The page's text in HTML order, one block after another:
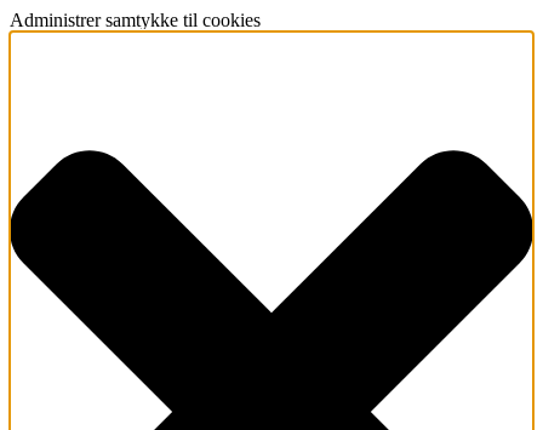
Administrer samtykke til cookies